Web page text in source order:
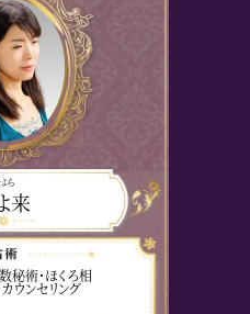
ら
来
数秘術・ほくろ相
カウンセリング